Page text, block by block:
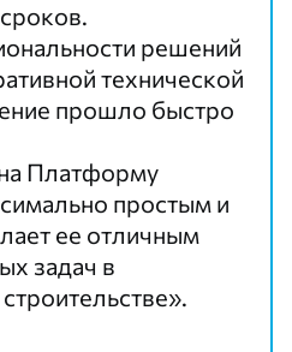
решений
технической
прошло быстро
Платформу
простым и
ее отличным
задач в